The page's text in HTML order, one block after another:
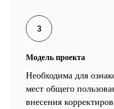
Модель проекта
Необходима для
мест общего
внесения